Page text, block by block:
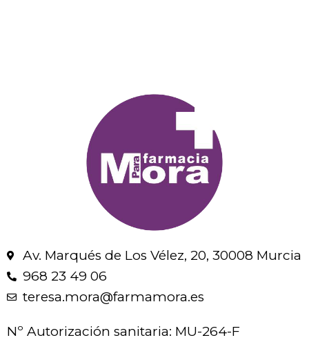
Av. Marqués de Los Vélez, 20, 30008 Murcia
968 23 49 06
teresa.mora@farmamora.es
Nº Autorización sanitaria: MU-264-F